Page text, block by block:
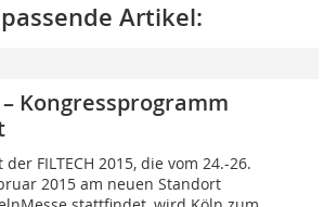
Artikel:
– Kongress­programm
der FILTECH 2015, die vom 24.-26.
2015 am neuen Standort